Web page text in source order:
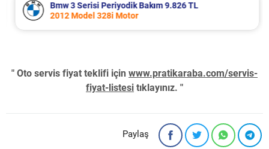
Bmw 3 Serisi Periyodik Bakım 9.826 TL
2012 Model 328i Motor
" Oto servis fiyat teklifi için www.pratikaraba.com/servis-
fiyat-listesi tıklayınız. "
Paylaş